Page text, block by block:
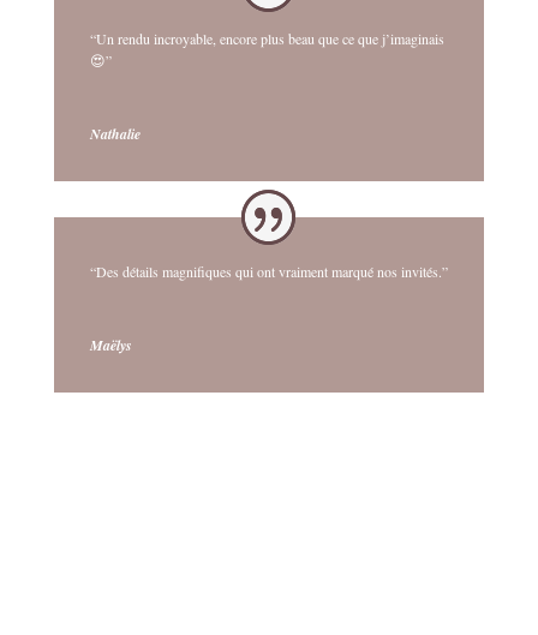
“Un rendu incroyable, encore plus beau que ce que j’imaginais
😍”
Nathalie
“Des détails magnifiques qui ont vraiment marqué nos invités.”
Maëlys